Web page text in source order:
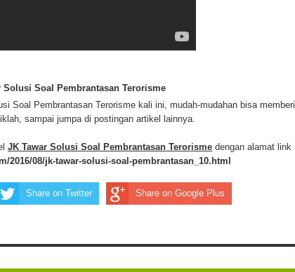
Soal Pembrantasan Terorisme
Soal Pembrantasan Terorisme kali ini, mudah-mudahan bisa memberi
sampai jumpa di postingan artikel lainnya.
JK Tawar Solusi Soal Pembrantasan Terorisme dengan alamat link
2016/08/jk-tawar-solusi-soal-pembrantasan_10.html
Share on Twitter Share on Google Plus